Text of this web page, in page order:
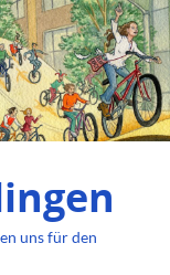
uns für den